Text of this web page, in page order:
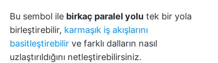
Bu sembol ile birkaç paralel yolu tek bir yola
birleştirebilir, karmaşık iş akışlarını
basitleştirebilir ve farklı dalların nasıl
uzlaştırıldığını netleştirebilirsiniz.